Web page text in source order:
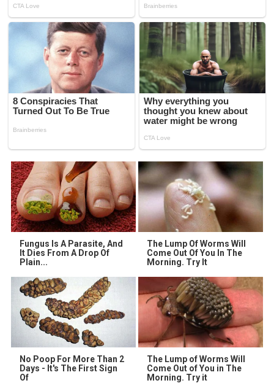
Fungus Is A Parasite, And
It Dies From A Drop Of
Plain...
The Lump Of Worms Will
Come Out Of You In The
Morning. Try It
No Poop For More Than 2
Days - It's The First Sign
Of
The Lump of Worms Will
Come Out of You in The
Morning. Try it